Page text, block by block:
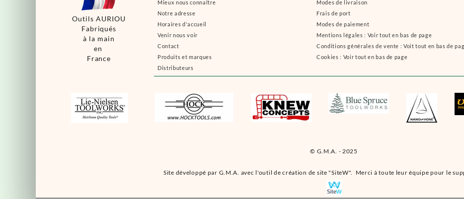
© G.M.A. - 2025
Mieux nous connaître
Notre adresse
Horaires d'accueil
Venir nous voir
Contact
Produits et marques
Distributeurs
Modes de livraison
Frais de port
Modes de paiement
Mentions légales : Voir tout en bas de page
Conditions générales de vente : Voit tout en bas de
Cookies : Voir tout en bas de page
Site développé par G.M.A. avec l'outil de création de site "SiteW". Merci à toute leur équipe pour le
Outils AURIOU
Fabriqués
à la main
en
France